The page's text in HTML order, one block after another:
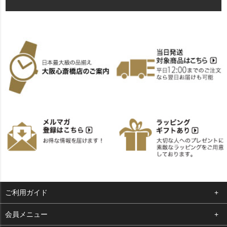
ご利用ガイド
よくある質問
会員メニュー